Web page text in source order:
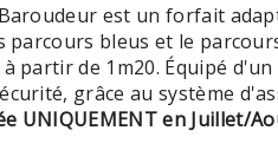
est un forfait
parcours bleus et le
à partir de 1m20. Équipé
grâce au système
UNIQUEMENT en Juillet/